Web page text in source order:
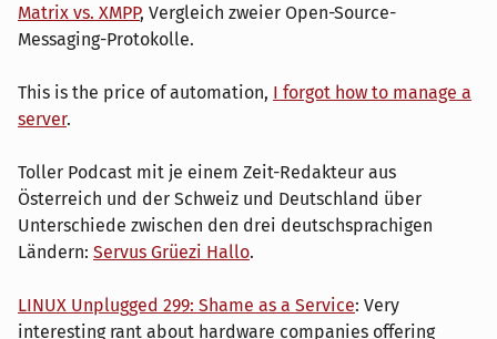
Matrix vs. XMPP, Vergleich zweier Open-Source-
Messaging-Protokolle.
This is the price of automation, I forgot how to manage a
server.
Toller Podcast mit je einem Zeit-Redakteur aus
Österreich und der Schweiz und Deutschland über
Unterschiede zwischen den drei deutschsprachigen
Ländern: Servus Grüezi Hallo.
LINUX Unplugged 299: Shame as a Service: Very
interesting rant about hardware companies offering